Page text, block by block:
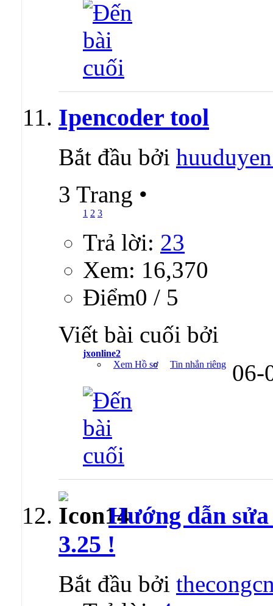
Ipencoder tool
Bắt đầu bởi
3 Trang •
1 2 3
Trả lời: 23
Xem: 16,370
Ðiểm0 / 5
Viết bài cuối bởi
jxonline2
Xem Hồ sơ
Tin nhắn riêng 06-
Hướng dẫn
3.25 !
Bắt đầu bởi